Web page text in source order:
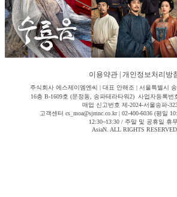
이용약관 개인정보처리방
주식회사 에스제이엠엔씨 | 대표 안해조 | 서울특별시
16층 B-1609호 (문정동, 송파테라타워2) 사업자등록번
매업 신고번호 제-2024-서울송파-
고객센터 cs_moa@sjmnc.co.kr | 02-400-6036 (평일
12:30~13:30 / 주말 및 공휴일 휴
AsiaN. ALL RIGHTS RESERVED